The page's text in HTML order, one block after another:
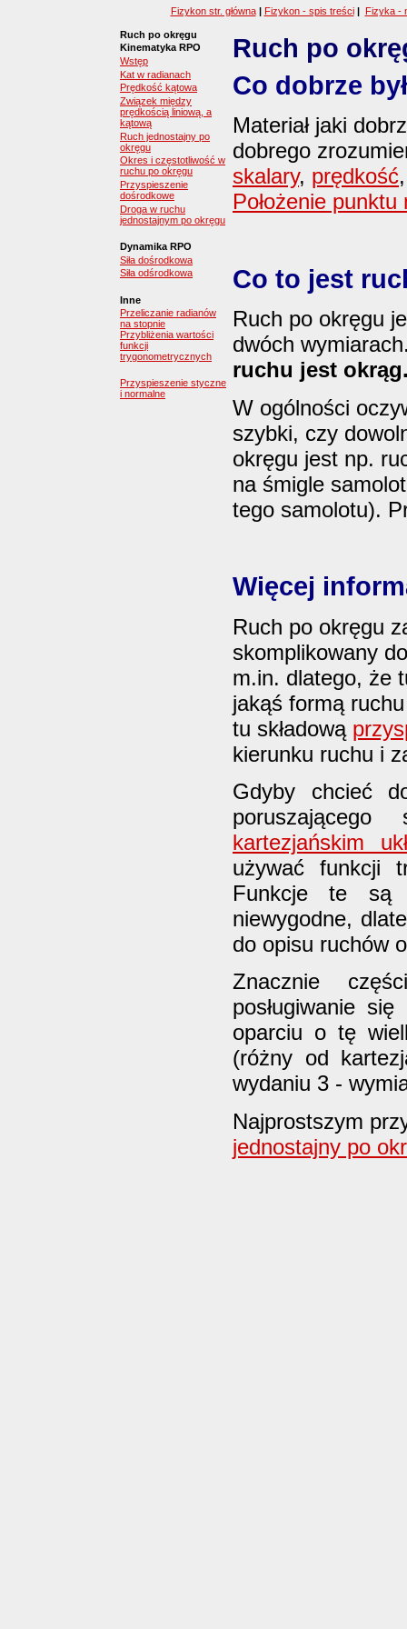
Fizykon str. główna| Fizykon - spis treści | Fizyka -
Ruch po okręgu
Kinematyka RPO
Wstęp
Kat w radianach
Prędkość kątowa
Związek między
prędkością liniową, a
kątową
Ruch jednostajny po
okręgu
Okres i częstotliwość w
ruchu po okręgu
Przyspieszenie
dośrodkowe
Droga w ruchu
jednostajnym po okręgu
Dynamika RPO
Siła dośrodkowa
Siła odśrodkowa
Inne
Przeliczanie radianów
na stopnie
Przybliżenia wartości
funkcji
trygonometrycznych
Przyspieszenie styczne
i normalne
Ruch po
Co dobrze
Materiał jaki
dobrego
skalary, prędkość
Położenie
Co to jest
Ruch po okręgu
dwóch
ruchu jest
W ogólności
szybki, czy
okręgu jest np.
na śmigle
tego samolotu).
Więcej
Ruch po okręgu
skomplikowany
m.in. dlatego, że
jakąś formą
tu składową
kierunku ruchu i
Gdyby chcieć
kartezjańskim
używać funkcji
Funkcje te są
niewygodne,
do opisu ruchów
Znacznie
posługiwanie
oparciu o tę
(różny od
wydaniu 3 -
Najprostszym
jednostajny po